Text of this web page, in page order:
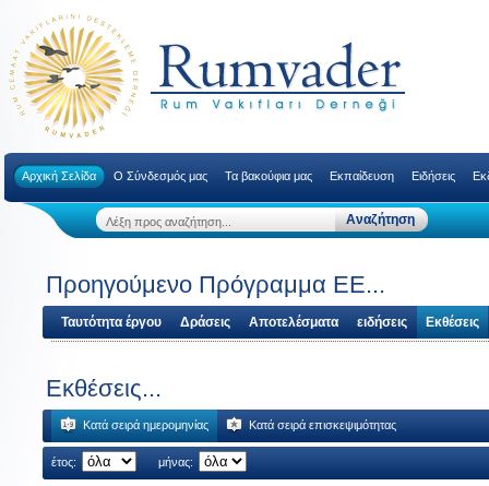
Αρχική Σελίδα Ο Σύνδεσμός μας Τα βακούφια μας Εκπαίδευση Ειδήσεις
Προηγούμενο Πρόγραμμα ΕΕ...
Ταυτότητα έργου Δράσεις Αποτελέσματα ειδήσεις Εκθέσεις
Εκθέσεις...
Κατά σειρά ημερομηνίας Κατά σειρά επισκεψιμότητας
έτος: μήνας: